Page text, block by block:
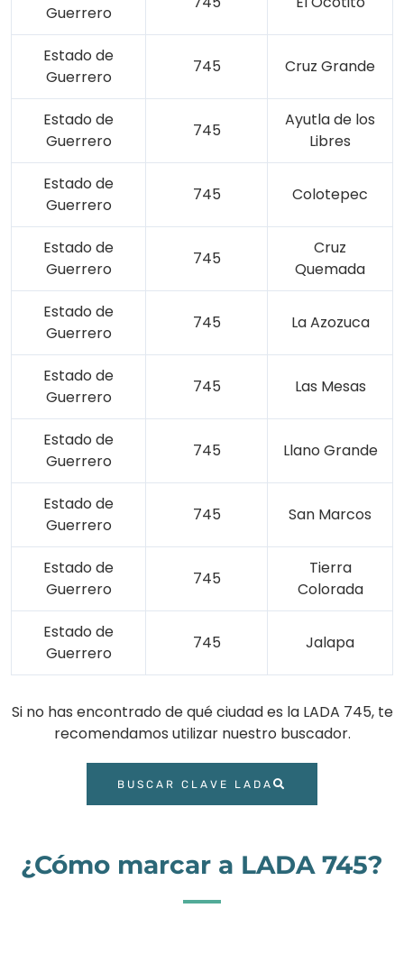
Guerrero
Estado de
Guerrero
745 Cruz Grande
Estado de
Guerrero
745
Ayutla de los
Libres
Estado de
Guerrero
745 Colotepec
Estado de
Guerrero
745
Cruz
Quemada
Estado de
Guerrero
745 La Azozuca
Estado de
Guerrero
745 Las Mesas
Estado de
Guerrero
745 Llano Grande
Estado de
Guerrero
745 San Marcos
Estado de
Guerrero
745
Tierra
Colorada
Estado de
Guerrero
745 Jalapa
Si no has encontrado de qué ciudad es la LADA 745, te
recomendamos utilizar nuestro buscador.
BUSCAR CLAVE LADA
¿Cómo marcar a LADA 745?